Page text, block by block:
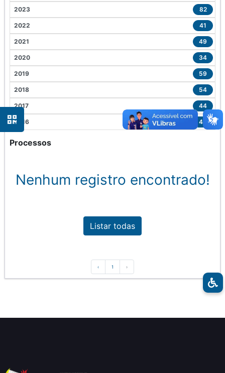
2023 82
2022 41
2021 49
2020 34
2019 59
2018 54
2017 44
2016 46
Processos
Nenhum registro encontrado!
Listar todas
‹ 1 ›